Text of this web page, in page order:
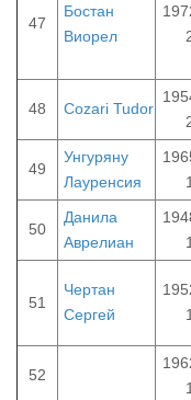
47
Бостан
Виорел
48 Cozari Tudor
49
Унгуряну
Лауренсия
50
Данила
Аврелиан
51
Чертан
Сергей
52